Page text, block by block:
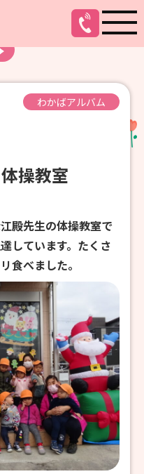
わかばアルバム
操教室
殿先生の体操教室で
しています。たくさ
食べました。